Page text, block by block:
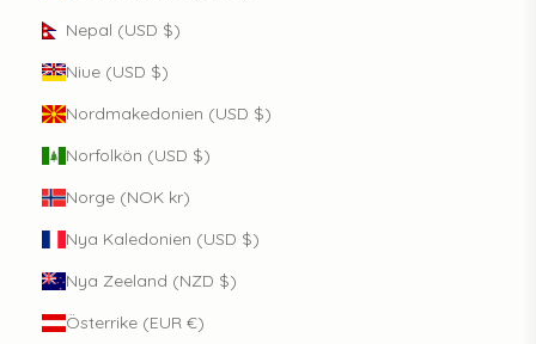
Nepal (USD $)
Niue (USD $)
Nordmakedonien (USD $)
Norfolkön (USD $)
Norge (NOK kr)
Nya Kaledonien (USD $)
Nya Zeeland (NZD $)
Österrike (EUR €)